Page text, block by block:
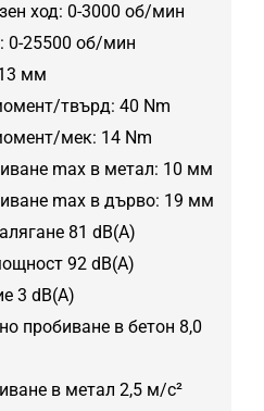
ход: 0-3000 об/мин
0-25500 об/мин
мм
твърд: 40 Nm
мек: 14 Nm
max в метал: 10 мм
max в дърво: 19 мм
81 dB(A)
92 dB(A)
3 dB(A)
пробиване в бетон 8,0
в метал 2,5 м/с²